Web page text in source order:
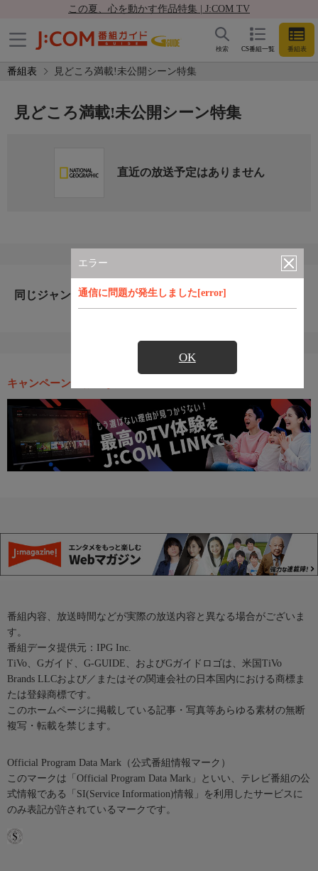
この夏、心を動かす作品特集 | J:COM TV
CS番組一覧 番組表
検索
番組表 見どころ満載!未公開シーン特集
エラー
通信に問題が発生しました[error]
OK
見どころ満載!未公開シーン特集
直近の放送予定はありません
同じジャンルのおすすめ番組
キャンペーン・お得な情報
番組内容、放送時間などが実際の放送内容と異なる場合がございま
す。
番組データ提供元：IPG Inc.
TiVo、Gガイド、G-GUIDE、およびGガイドロゴは、米国TiVo
Brands LLCおよび／またはその関連会社の日本国内における商標ま
たは登録商標です。
このホームページに掲載している記事・写真等あらゆる素材の無断
複写・転載を禁じます。
Official Program Data Mark（公式番組情報マーク）
このマークは「Official Program Data Mark」といい、テレビ番組の公
式情報である「SI(Service Information)情報」を利用したサービスに
のみ表記が許されているマークです。